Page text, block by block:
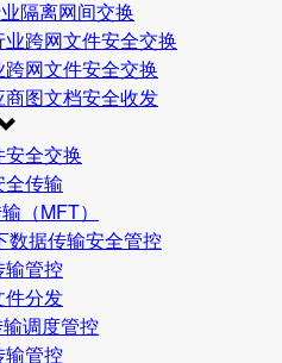
隔离网间交换
跨网文件安全交换
网文件安全交换
图文档安全收发
全交换
传输
（MFT）
数据传输安全管控
输管控
件分发
调度管控
输管控